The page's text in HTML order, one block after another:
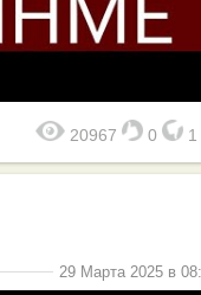
20967 0 1
29 Марта 2025 в